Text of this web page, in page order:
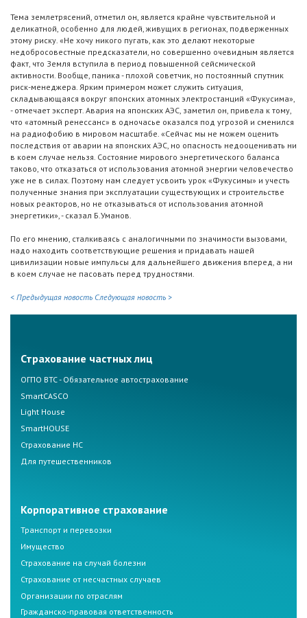
Тема землетрясений, отметил он, является крайне чувствительной и
деликатной, особенно для людей, живущих в регионах, подверженных
этому риску. «Не хочу никого пугать, как это делают некоторые
недобросовестные предсказатели, но совершенно очевидным является
факт, что Земля вступила в период повышенной сейсмической
активности. Вообще, паника - плохой советчик, но постоянный спутник
риск-менеджера. Ярким примером может служить ситуация,
складывающаяся вокруг японских атомных электростанций «Фукусима»,
- отмечает эксперт. Авария на японских АЭС, заметил он, привела к тому,
что «атомный ренессанс» в одночасье оказался под угрозой и сменился
на радиофобию в мировом масштабе. «Сейчас мы не можем оценить
последствия от аварии на японских АЭС, но опасность недооценивать ни
в коем случае нельзя. Состояние мирового энергетического баланса
таково, что отказаться от использования атомной энергии человечество
уже не в силах. Поэтому нам следует усвоить урок «Фукусимы» и учесть
полученные знания при эксплуатации существующих и строительстве
новых реакторов, но не отказываться от использования атомной
энергетики», - сказал Б.Уманов.
По его мнению, сталкиваясь с аналогичными по значимости вызовами,
надо находить соответствующие решения и придавать нашей
цивилизации новые импульсы для дальнейшего движения вперед, а ни
в коем случае не пасовать перед трудностями.
< Предыдущая новость Следующая новость >
Страхование частных лиц
ОГПО ВТС - Обязательное автострахование
SmartCASCO
Light House
SmartHOUSE
Страхование НС
Для путешественников
Корпоративное страхование
Транспорт и перевозки
Имущество
Страхование на случай болезни
Страхование от несчастных случаев
Организации по отраслям
Гражданско-правовая ответственность